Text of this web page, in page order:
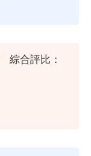
綜合評比：